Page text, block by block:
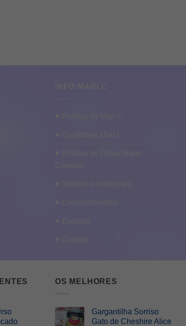
OS MELHORES
Gargantilha Sorriso
Gato de Cheshire Alice